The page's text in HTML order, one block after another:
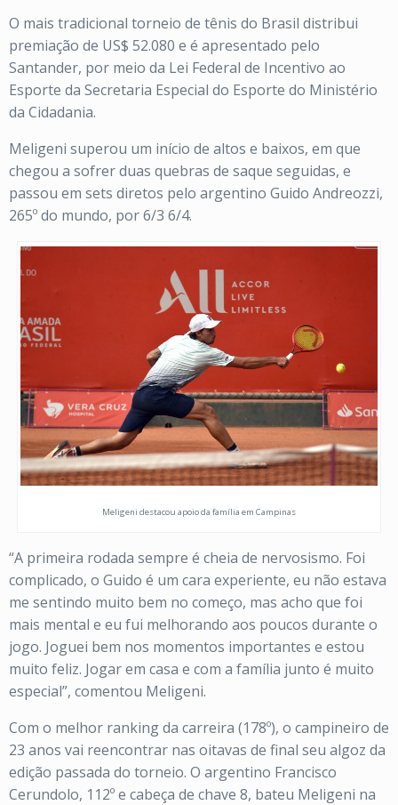
O mais tradicional torneio de tênis do Brasil distribui
premiação de US$ 52.080 e é apresentado pelo
Santander, por meio da Lei Federal de Incentivo ao
Esporte da Secretaria Especial do Esporte do Ministério
da Cidadania.
Meligeni superou um início de altos e baixos, em que
chegou a sofrer duas quebras de saque seguidas, e
passou em sets diretos pelo argentino Guido Andreozzi,
265º do mundo, por 6/3 6/4.
Meligeni destacou apoio da família em Campinas
“A primeira rodada sempre é cheia de nervosismo. Foi
complicado, o Guido é um cara experiente, eu não estava
me sentindo muito bem no começo, mas acho que foi
mais mental e eu fui melhorando aos poucos durante o
jogo. Joguei bem nos momentos importantes e estou
muito feliz. Jogar em casa e com a família junto é muito
especial”, comentou Meligeni.
Com o melhor ranking da carreira (178º), o campineiro de
23 anos vai reencontrar nas oitavas de final seu algoz da
edição passada do torneio. O argentino Francisco
Cerundolo, 112º e cabeça de chave 8, bateu Meligeni na